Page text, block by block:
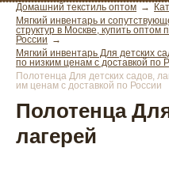
Домашний текстиль оптом
Мягкий инвентарь и
структур в Москве, купить оптом
России
Мягкий инвентарь Для детских
по низким ценам с доставкой по
Полотенца Для детских садов,
им ценам с доставкой по России
Полотенца
лагерей